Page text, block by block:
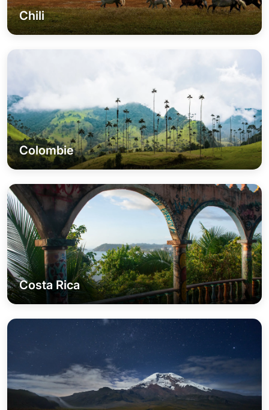
Chili
Colombie
Costa Rica